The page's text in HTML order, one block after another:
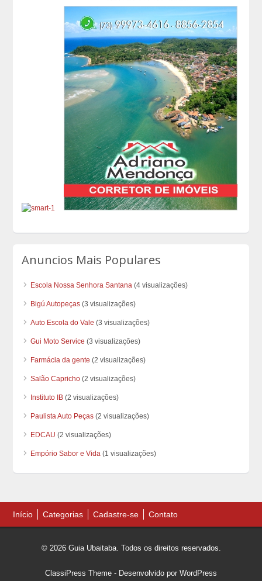
Anuncios Mais Populares
Escola Nossa Senhora Santana (4 visualizações)
Bigú Autopeças (3 visualizações)
Auto Escola do Vale (3 visualizações)
Gui Moto Service (3 visualizações)
Farmácia da gente (2 visualizações)
Salão Capricho (2 visualizações)
Instituto IB (2 visualizações)
Paulista Auto Peças (2 visualizações)
EDCAU (2 visualizações)
Empório Sabor e Vida (1 visualizações)
Início Categorias Cadastre-se Contato
© 2026 Guia Ubaitaba. Todos os direitos reservados.
ClassiPress Theme - Desenvolvido por WordPress